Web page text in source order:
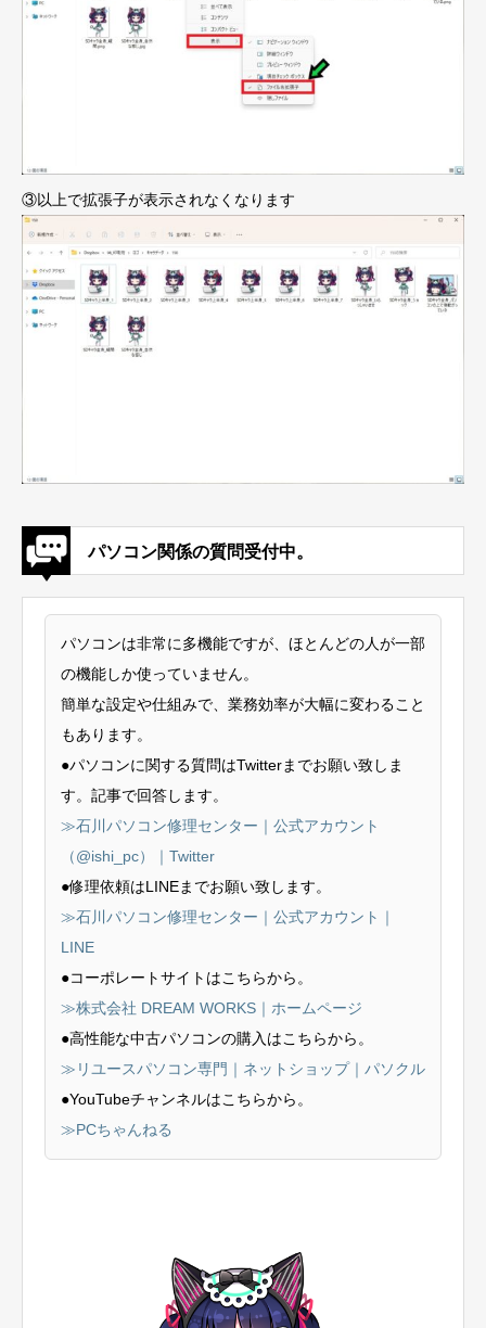
③以上で拡張子が表示されなくなります
パソコン関係の質問受付中。
パソコンは非常に多機能ですが、ほとんどの人が一部
の機能しか使っていません。
簡単な設定や仕組みで、業務効率が大幅に変わること
もあります。
●パソコンに関する質問はTwitterまでお願い致しま
す。記事で回答します。
≫石川パソコン修理センター｜公式アカウント
（@ishi_pc）｜Twitter
●修理依頼はLINEまでお願い致します。
≫石川パソコン修理センター｜公式アカウント｜
LINE
●コーポレートサイトはこちらから。
≫株式会社 DREAM WORKS｜ホームページ
●高性能な中古パソコンの購入はこちらから。
≫リユースパソコン専門｜ネットショップ｜パソクル
●YouTubeチャンネルはこちらから。
≫PCちゃんねる